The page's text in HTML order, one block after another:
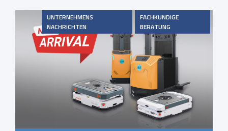
UNTERNEHMENS
NACHRICHTEN
FACHKUNDIGE
BERATUNG